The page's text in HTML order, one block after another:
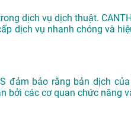
dịch vụ dịch thuật.
dịch vụ nhanh chóng và
đảm bảo rằng bản dịch
bởi các cơ quan chức năng